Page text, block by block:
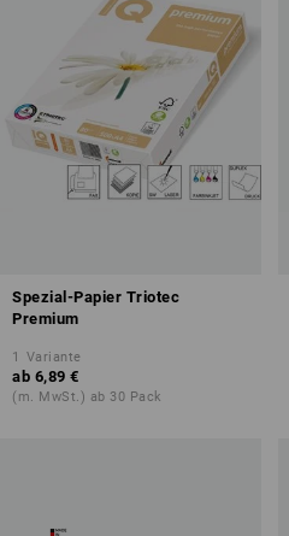
Spezial-Papier Triotec
Premium
1 Variante
ab 6,89 €
(m. MwSt.) ab 30 Pack